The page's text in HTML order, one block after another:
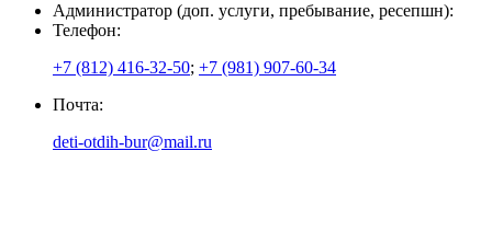
Администратор (доп. услуги, пребывание, ресепшн):
Телефон:
+7 (812) 416-32-50; +7 (981) 907-60-34
Почта:
deti-otdih-bur@mail.ru